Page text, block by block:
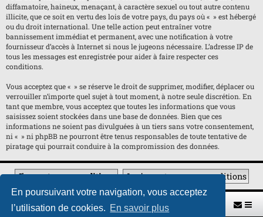
En poursuivant votre navigation, vous acceptez
l’utilisation de cookies. En savoir plus
diffamatoire, haineux, menaçant, à caractère sexuel ou tout autre contenu
illicite, que ce soit en vertu des lois de votre pays, du pays où « » est hébergé
ou du droit international. Une telle action peut entraîner votre
bannissement immédiat et permanent, avec une notification à votre
fournisseur d’accès à Internet si nous le jugeons nécessaire. L’adresse IP de
tous les messages est enregistrée pour aider à faire respecter ces
conditions.
Vous acceptez que « » se réserve le droit de supprimer, modifier, déplacer ou
verrouiller n’importe quel sujet à tout moment, à notre seule discrétion. En
tant que membre, vous acceptez que toutes les informations que vous
saisissez soient stockées dans une base de données. Bien que ces
informations ne soient pas divulguées à un tiers sans votre consentement,
ni « » ni phpBB ne pourront être tenus responsables de toute tentative de
piratage qui pourrait conduire à la compromission des données.
Retour vers le site U.A.G.R. Index du forum